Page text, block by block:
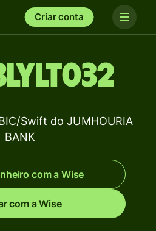
Criar conta
Swift do JUMHOURIA
BANK
com a Wise
com a Wise